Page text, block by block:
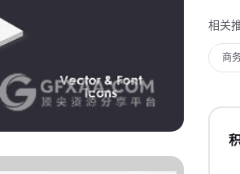
相关
商